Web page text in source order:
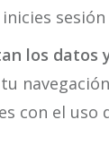
los
con el uso